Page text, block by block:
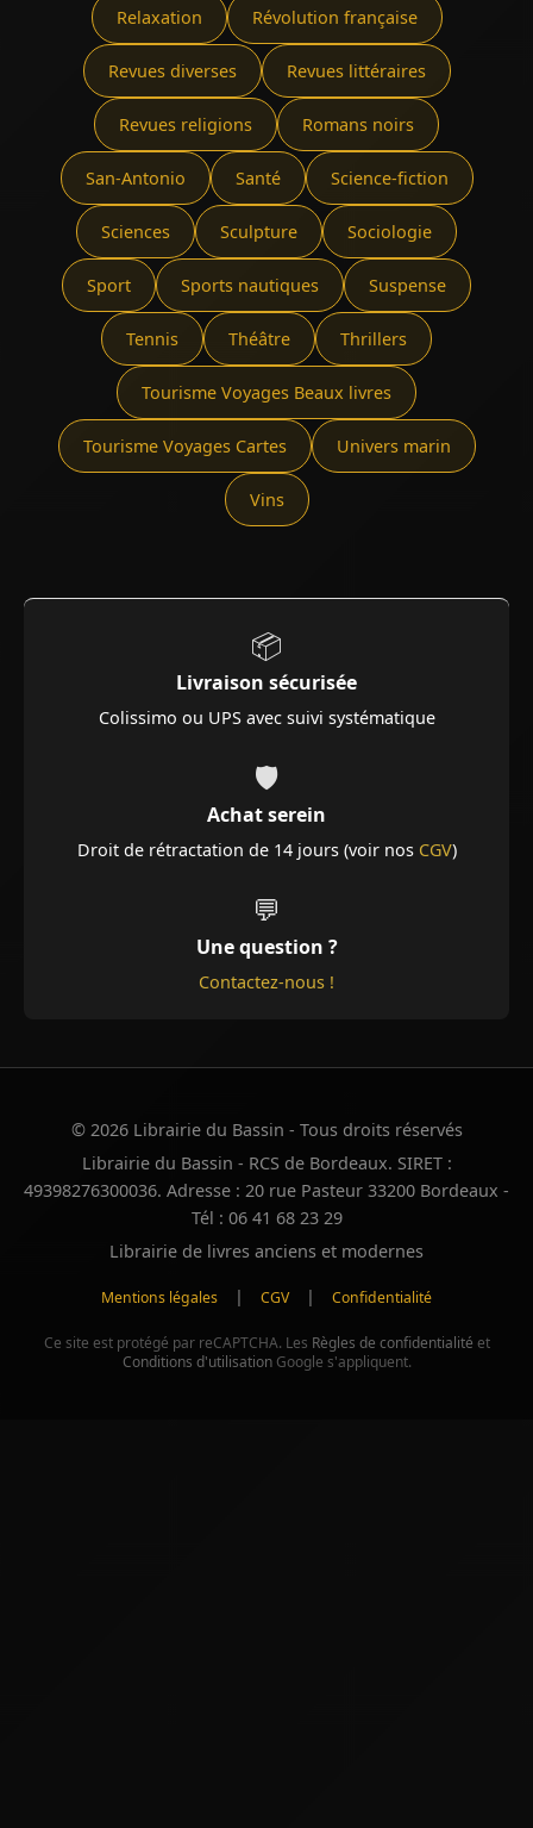
Relaxation Révolution française
Revues diverses Revues littéraires
Revues religions Romans noirs
San-Antonio Santé Science-fiction
Sciences Sculpture Sociologie
Sport Sports nautiques Suspense
Tennis Théâtre Thrillers
Tourisme Voyages Beaux livres
Tourisme Voyages Cartes Univers marin
Vins
📦
Livraison sécurisée
Colissimo ou UPS avec suivi systématique
🛡️
Achat serein
Droit de rétractation de 14 jours (voir nos CGV)
💬
Une question ?
Contactez-nous !
© 2026 Librairie du Bassin - Tous droits réservés
Librairie du Bassin - RCS de Bordeaux. SIRET :
49398276300036. Adresse : 20 rue Pasteur 33200 Bordeaux -
Tél : 06 41 68 23 29
Librairie de livres anciens et modernes
Mentions légales | CGV | Confidentialité
Ce site est protégé par reCAPTCHA. Les Règles de confidentialité et
Conditions d'utilisationGoogle s'appliquent.